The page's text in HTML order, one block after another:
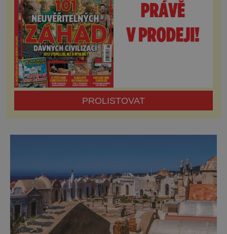
PROLISTOVAT